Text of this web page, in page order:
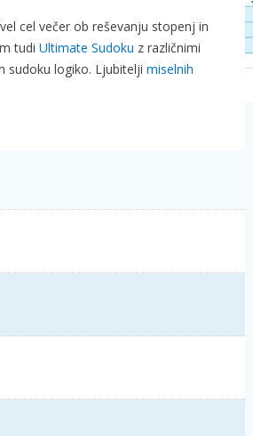
cel večer ob reševanju stopenj in
tudi Ultimate Sudoku z različnimi
sudoku logiko. Ljubitelji miselnih